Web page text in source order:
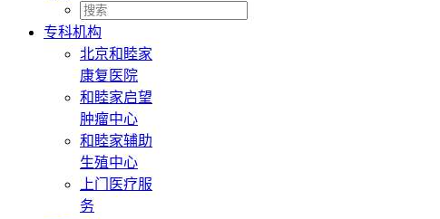
专科机构
北京和睦家
康复医院
和睦家启望
肿瘤中心
和睦家辅助
生殖中心
上门医疗服
务